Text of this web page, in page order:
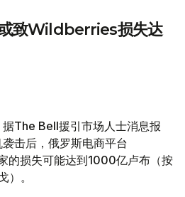
致Wildberries损失达
据The Bell援引市场人士消息报
击后，俄罗斯电商平台
的损失可能达到1000亿卢布（按
）。